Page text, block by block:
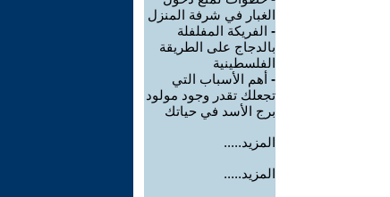
الغبار في شرفة المنزل
- الفريكة المفلفلة
بالدجاج على الطريقة
الفلسطينية
- أهم الأسباب التي
تجعلك تقدر وجود مولود
برج الأسد في حياتك
المزيد.....
المزيد.....